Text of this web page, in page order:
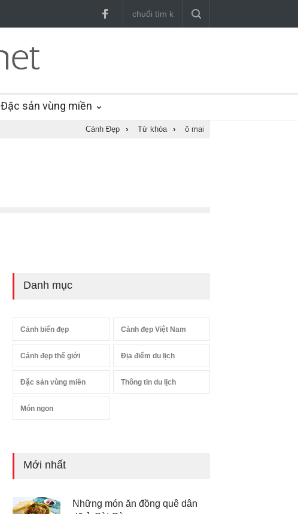
Đặc sản vùng miền
Cảnh Đẹp › Từ khóa › ô mai
Danh mục
Cảnh biển đẹp Cảnh đẹp Việt Nam
Cảnh đẹp thế giới Địa điểm du lịch
Đặc sản vùng miền Thông tin du lịch
Món ngon
Mới nhất
Những món ăn đồng quê dân